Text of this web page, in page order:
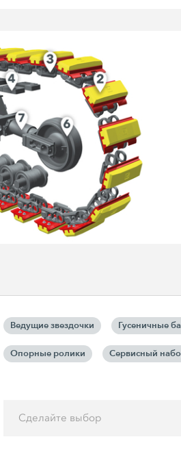
Ведущие звездочки Гусеничные
Опорные ролики Сервисный
Сделайте выбор